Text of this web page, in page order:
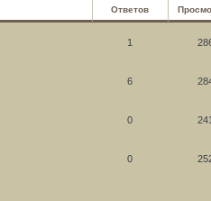
Ответов
1
6
0 241
0